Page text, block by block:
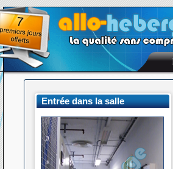
Entrée dans la salle